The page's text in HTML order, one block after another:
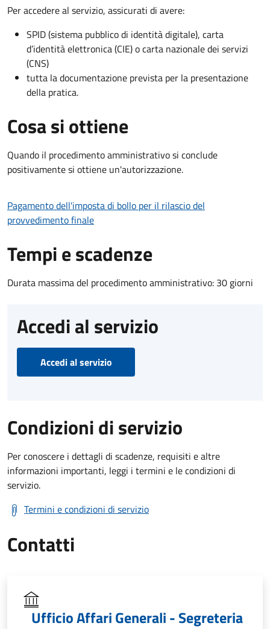
Per accedere al servizio, assicurati di avere:
SPID (sistema pubblico di identità digitale), carta
d’identità elettronica (CIE) o carta nazionale dei servizi
(CNS)
tutta la documentazione prevista per la presentazione
della pratica.
Cosa si ottiene
Quando il procedimento amministrativo si conclude
positivamente si ottiene un'autorizzazione.
Pagamento dell'imposta di bollo per il rilascio del
provvedimento finale
Tempi e scadenze
Durata massima del procedimento amministrativo: 30 giorni
Accedi al servizio
Accedi al servizio
Condizioni di servizio
Per conoscere i dettagli di scadenze, requisiti e altre
informazioni importanti, leggi i termini e le condizioni di
servizio.
Termini e condizioni di servizio
Contatti
Ufficio Affari Generali - Segreteria